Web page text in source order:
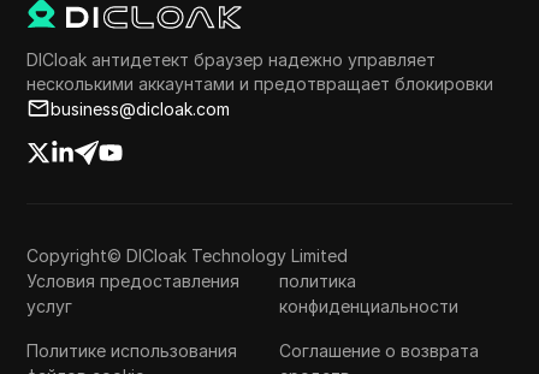
DICloak антидетект браузер надежно управляет
несколькими аккаунтами и предотвращает блокировки
business@dicloak.com
Copyright© DICloak Technology Limited
Условия предоставления
услуг
политика
конфиденциальности
Политике использования
Соглашение о возврата